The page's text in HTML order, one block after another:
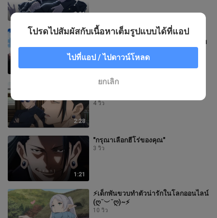
2:01
4:06
"โลกนี้ไม่สามารถทำให้ฉันหัวเราะได้
จากก้นบึ้งของหัวใจ" หนังสืออำลา/อู๋เซี่ย
2:28
"ชีวิตอยู่เคียงข้างกันเพียงชั่วครู่"
4 วิว
1:21
"กรุณาเลือกฮีโร่ของคุณ"
3 วิว
⚡เด็กพันขวบทำตัวน่ารักในโลกออนไลน์
(ღ˘︶˘ღ)~⚡
10 วิว
โปรดไปสัมผัสกับเนื้อหาเต็มรูปแบบได้ที่แอป
ไปที่แอป / ไปดาวน์โหลด
ยกเลิก